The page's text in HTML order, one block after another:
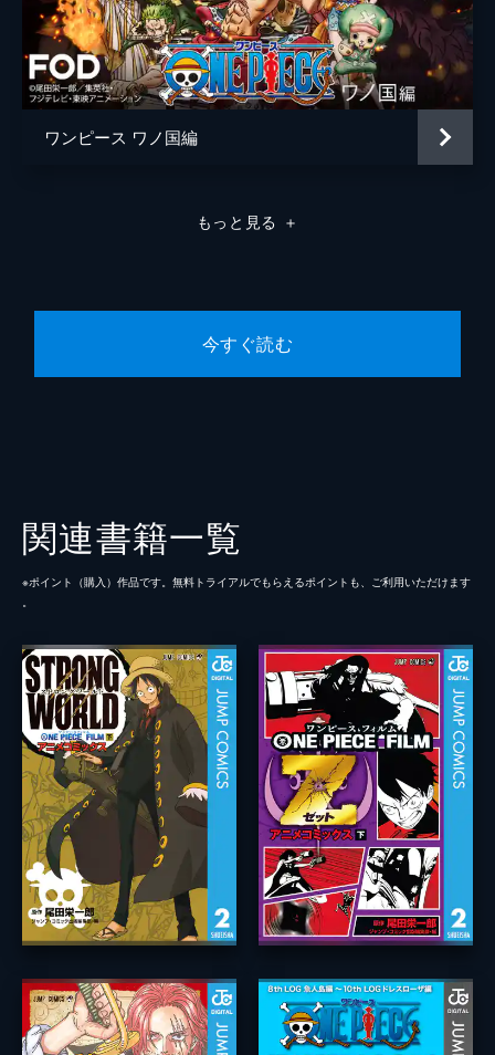
ワンピース ワノ国編
もっと見る ＋
今すぐ読む
関連書籍一覧
※ポイント（購⼊）作品です。無料トライアルでもらえるポイントも、ご利⽤いただけます
。